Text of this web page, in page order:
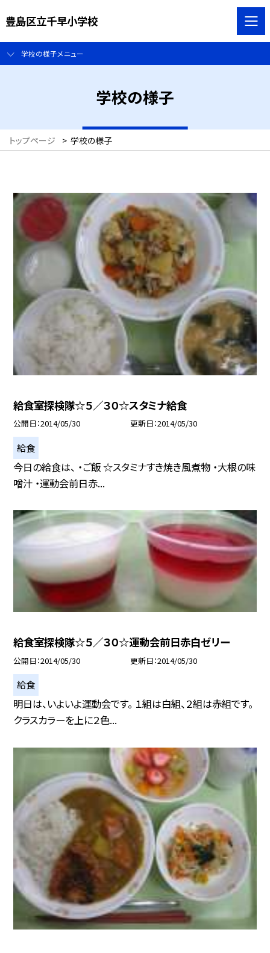
豊島区立千早小学校
学校の様子メニュー
学校の様子
トップページ > 学校の様子
給食室探検隊☆５／３０☆スタミナ給食
公開日 2014/05/30 更新日 2014/05/30
給食
今日の給食は、 ・ご飯 ☆スタミナすき焼き風煮物 ・大根の味
噌汁 ・運動会前日赤...
給食室探検隊☆５／３０☆運動会前日赤白ゼリー
公開日 2014/05/30 更新日 2014/05/30
給食
明日は、いよいよ運動会です。 １組は白組、２組は赤組です。
クラスカラーを上に２色...